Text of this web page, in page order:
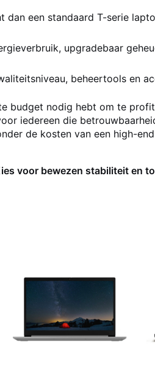
dan een standaard T-serie
upgradebaar
beheertools en
budget nodig hebt om te
iedereen die
de kosten van een high-
voor bewezen stabiliteit en